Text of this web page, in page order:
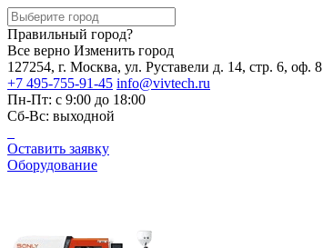
Правильный город?
Все верно Изменить город
127254, г. Москва, ул. Руставели д. 14, стр. 6, оф. 8
+7 495-755-91-45 info@vivtech.ru
Пн-Пт: с 9:00 до 18:00
Сб-Вс: выходной
Оставить заявку
Оборудование